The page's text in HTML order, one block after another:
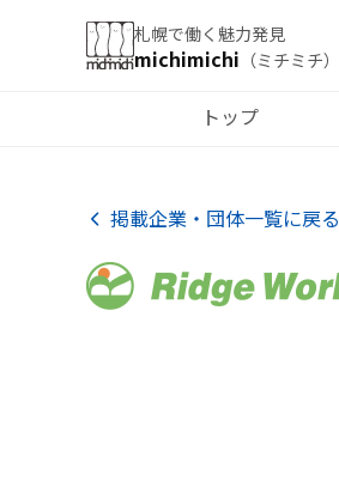
札幌で働く魅力発見
michimichi （ミチミチ）
トップ
掲載企業・団体一覧に戻る